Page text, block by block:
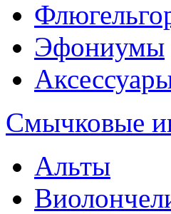
Эфониумы
Смычковые
Альты